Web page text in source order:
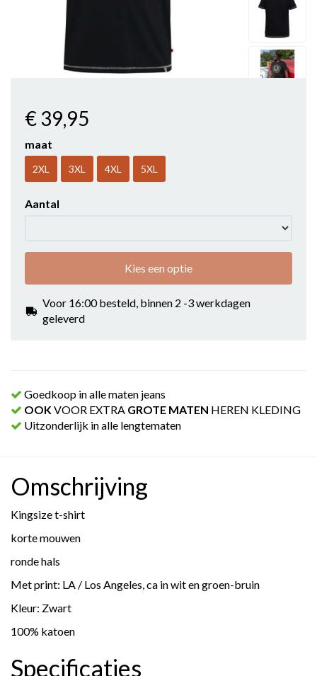
€ 39,95
maat
2XL 3XL 4XL 5XL
Aantal
Kies een optie
Voor 16:00 besteld, binnen 2 -3 werkdagen
geleverd
Goedkoop in alle maten jeans
OOKVOOR EXTRA GROTE MATEN HEREN KLEDING
Uitzonderlijk in alle lengtematen
Omschrijving
Kingsize t-shirt
korte mouwen
ronde hals
Met print: LA / Los Angeles, ca in wit en groen-bruin
Kleur: Zwart
100% katoen
Specificaties